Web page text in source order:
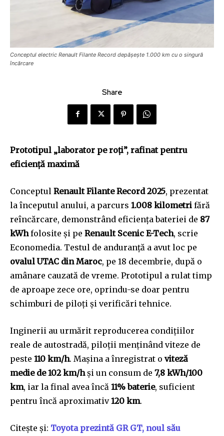
Conceptul electric Renault Filante Record depășește 1.000 km cu o singură
încărcare
Share
Prototipul „laborator pe roți”, rafinat pentru
eficiență maximă
Conceptul Renault Filante Record 2025, prezentat
la începutul anului, a parcurs 1.008 kilometri fără
reîncărcare, demonstrând eficiența bateriei de 87
kWhfolosite și pe Renault Scenic E-Tech, scrie
Economedia. Testul de anduranță a avut loc pe
ovalul UTAC din Maroc, pe 18 decembrie, după o
amânare cauzată de vreme. Prototipul a rulat timp
de aproape zece ore, oprindu-se doar pentru
schimburi de piloți și verificări tehnice.
Inginerii au urmărit reproducerea condițiilor
reale de autostradă, piloții menținând viteze de
peste 110 km/h. Mașina a înregistrat o viteză
medie de 102 km/hși un consum de 7,8 kWh/100
km, iar la final avea încă 11% baterie, suficient
pentru încă aproximativ120 km.
Citește și: Toyota prezintă GR GT, noul său